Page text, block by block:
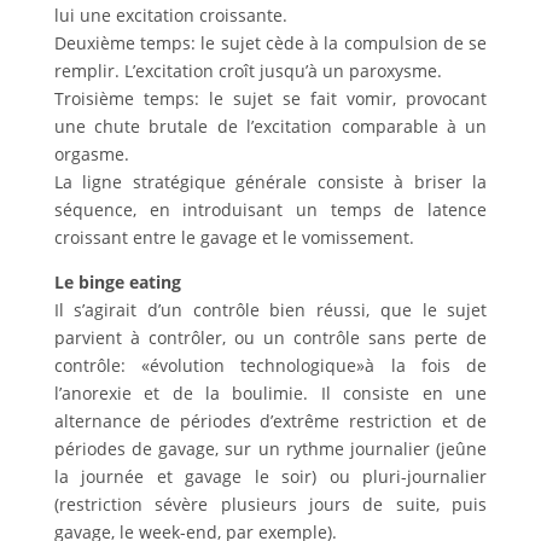
lui une excitation croissante.
Deuxième temps: le sujet cède à la compulsion de se
remplir. L’excitation croît jusqu’à un paroxysme.
Troisième temps: le sujet se fait vomir, provocant
une chute brutale de l’excitation comparable à un
orgasme.
La ligne stratégique générale consiste à briser la
séquence, en introduisant un temps de latence
croissant entre le gavage et le vomissement.
Le binge eating
Il s’agirait d’un contrôle bien réussi, que le sujet
parvient à contrôler, ou un contrôle sans perte de
contrôle: «évolution technologique»à la fois de
l’anorexie et de la boulimie. Il consiste en une
alternance de périodes d’extrême restriction et de
périodes de gavage, sur un rythme journalier (jeûne
la journée et gavage le soir) ou pluri-journalier
(restriction sévère plusieurs jours de suite, puis
gavage, le week-end, par exemple).